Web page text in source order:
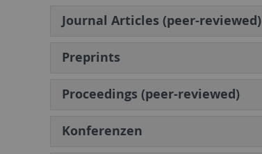
Journal Articles (peer-reviewed)
Preprints
Proceedings (peer-reviewed)
Konferenzen